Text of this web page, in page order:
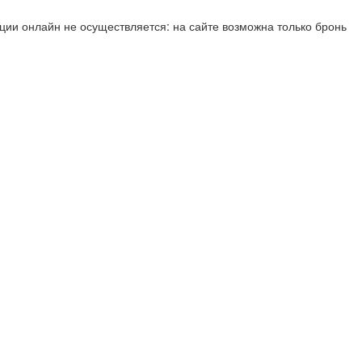
онлайн не осуществляется: на сайте возможна только бронь